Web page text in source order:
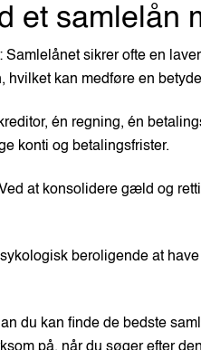
et samlelån
sikrer ofte en
hvilket kan medføre en
én regning, én
konti og betalingsfrister.
at konsolidere gæld og
beroligende at
du kan finde de bedste